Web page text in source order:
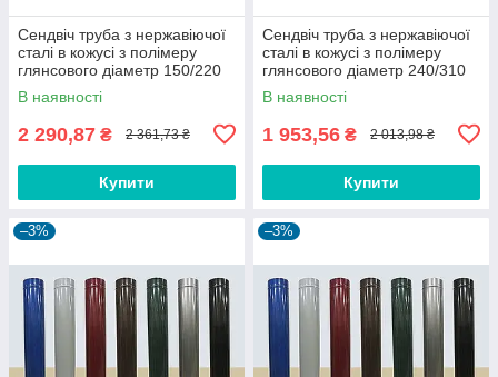
Сендвіч труба з нержавіючої
сталі в кожусі з полімеру
глянсового діаметр 150/220
1/0,6 мм AISI 430
В наявності
2 290,87 ₴ 2 361,73 ₴
Купити
Сендвіч труба з нержавіючої
сталі в кожусі з полімеру
глянсового діаметр 240/310
1/0,6 мм AISI 304
В наявності
1 953,56 ₴ 2 013,98 ₴
Купити
–3% –3%